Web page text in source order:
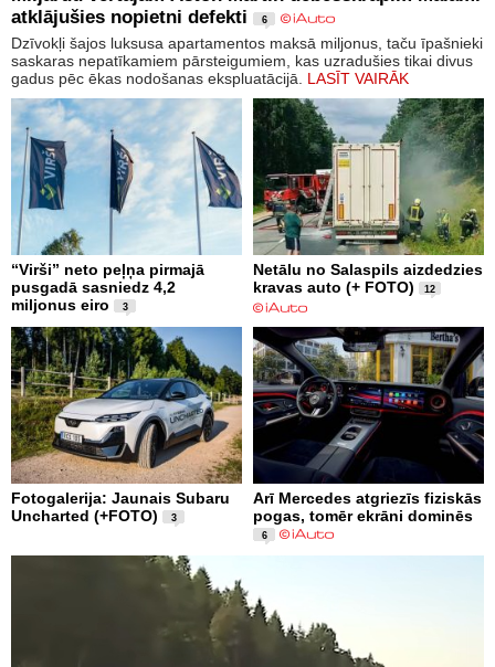
atklājušies nopietni defekti
6
Dzīvokļi šajos luksusa apartamentos maksā miljonus, taču īpašnieki
saskaras nepatīkamiem pārsteigumiem, kas uzradušies tikai divus
gadus pēc ēkas nodošanas ekspluatācijā. LASĪT VAIRĀK
“Virši” neto peļņa pirmajā
pusgadā sasniedz 4,2
miljonus eiro
3
Netālu no Salaspils aizdedzies
kravas auto (+ FOTO)
12
Fotogalerija: Jaunais Subaru
Uncharted (+FOTO)
3
Arī Mercedes atgriezīs fiziskās
pogas, tomēr ekrāni dominēs
6